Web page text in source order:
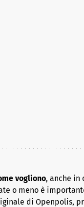
vogliono, anche in
o meno è
di Openpolis,